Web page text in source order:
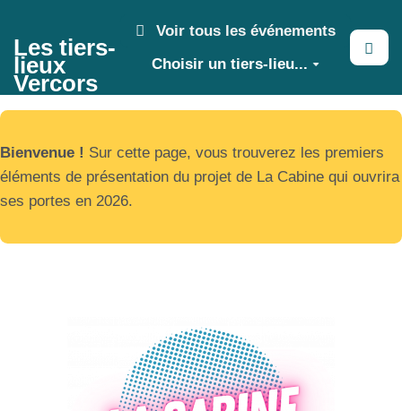
Aller au contenu principal
Les tiers-
lieux
Vercors
Voir tous les événements
Choisir un tiers-lieu...
Bienvenue ! Sur cette page, vous trouverez les premiers
éléments de présentation du projet de La Cabine qui ouvrira
ses portes en 2026.